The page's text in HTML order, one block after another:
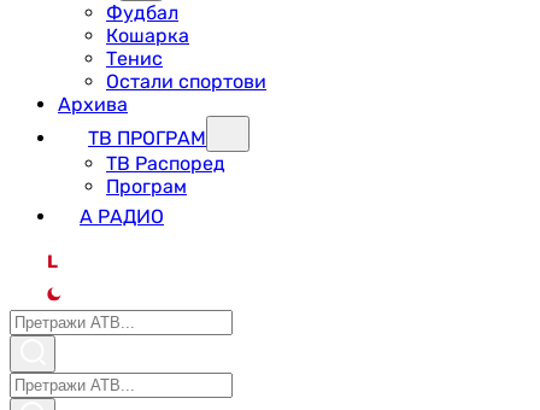
Фудбал
Кошарка
Тенис
Остали спортови
Архива
ТВ ПРОГРАМ
ТВ Распоред
Програм
А РАДИО
L